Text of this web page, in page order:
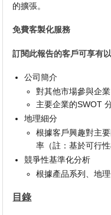
的擴張。
免費客製化服務
訂閱此報告的客戶可享有
公司簡介
對其他市場參與企
主要企業的SWOT
地理細分
根據客戶興趣對主
率（註：基於可行性
競爭性基準化分析
根據產品系列、地
目錄